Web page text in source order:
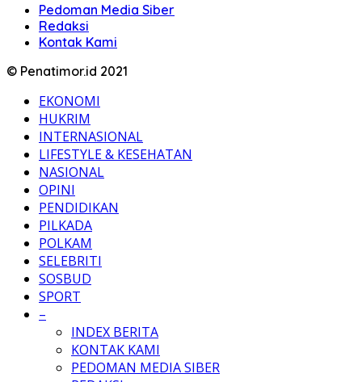
Pedoman Media Siber
Redaksi
Kontak Kami
© Penatimor.id 2021
EKONOMI
HUKRIM
INTERNASIONAL
LIFESTYLE & KESEHATAN
NASIONAL
OPINI
PENDIDIKAN
PILKADA
POLKAM
SELEBRITI
SOSBUD
SPORT
–
INDEX BERITA
KONTAK KAMI
PEDOMAN MEDIA SIBER